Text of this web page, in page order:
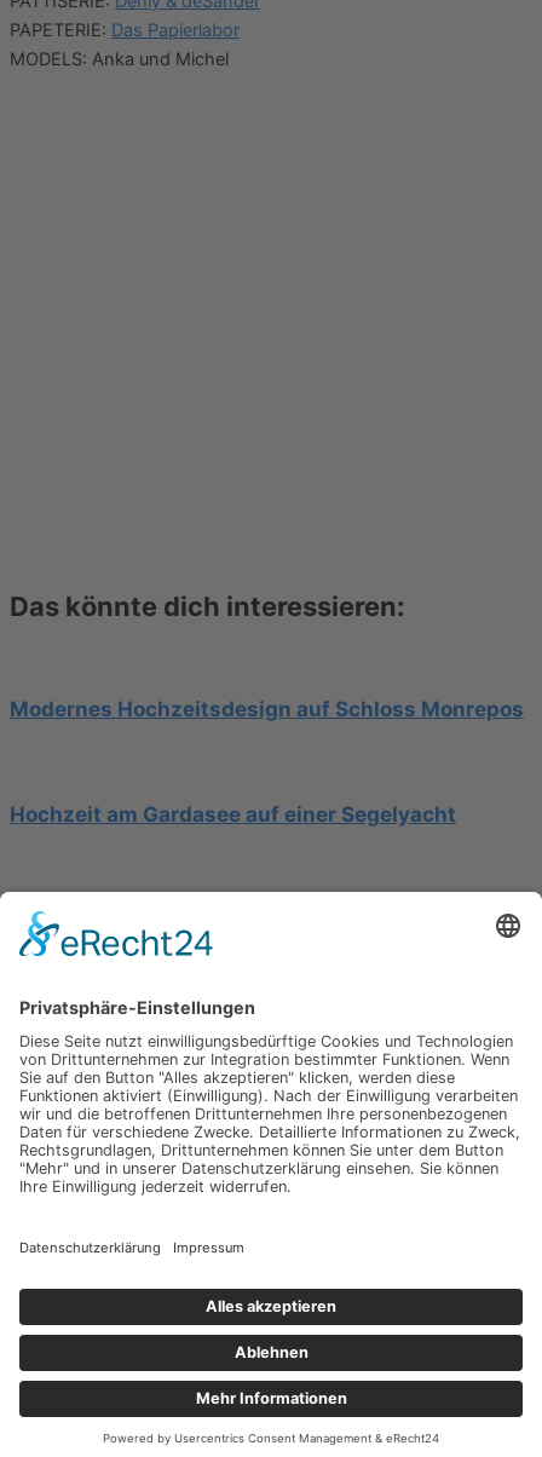
PAPETERIE: Das Papierlabor
MODELS: Anka und Michel
Das könnte dich interessieren:
Modernes Hochzeitsdesign auf Schloss Monrepos
Hochzeit am Gardasee auf einer Segelyacht
Mediterrane Hochzeit unter Mimosen
Impressum
Werbung
About
Einsendung
AGB
Datenschutzerklärung
About
Datenschutzerklärung